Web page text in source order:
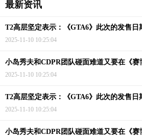
最新资讯
T2高层坚定表示：《GTA6》此次的发售日
2025-11-10 10:25:04
小岛秀夫和CDPR团队碰面难道又要在《赛
2025-11-10 10:25:04
T2高层坚定表示：《GTA6》此次的发售日
2025-11-10 10:25:04
小岛秀夫和CDPR团队碰面难道又要在《赛